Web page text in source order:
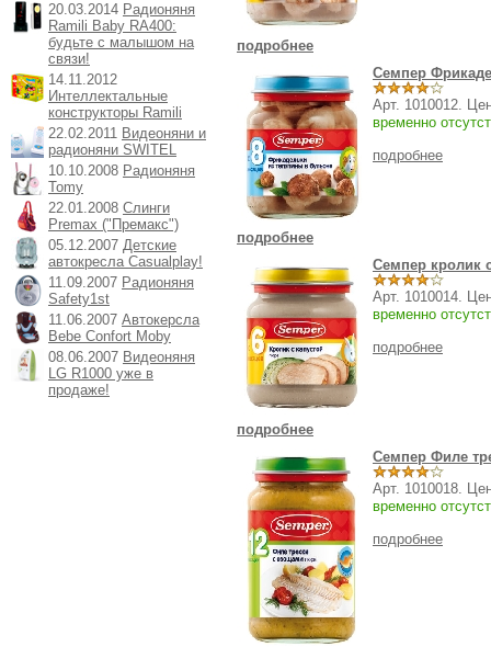
20.03.2014 Радионяня
Ramili Baby RA400:
будьте с малышом на
связи!
14.11.2012
Интеллектальные
конструкторы Ramili
22.02.2011 Видеоняни и
радионяни SWITEL
10.10.2008 Радионяня
Tomy
22.01.2008 Слинги
Premax ("Премакс")
05.12.2007 Детские
автокресла Casualplay!
11.09.2007 Радионяня
Safety1st
11.06.2007 Автокерсла
Bebe Confort Moby
08.06.2007 Видеоняня
LG R1000 уже в
продаже!
подробнее
подробнее
Семпер
Арт. 1010012.
временно
подробнее
подробнее
Семпер кролик
Арт. 1010014.
временно
подробнее
Семпер Филе
Арт. 1010018.
временно
подробнее